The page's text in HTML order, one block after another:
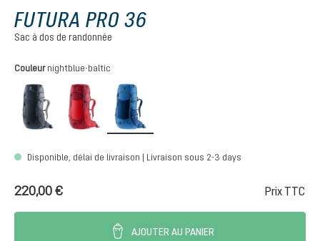
FUTURA PRO 36
Sac à dos de randonnée
Sélectionnez
Couleur nightblue-baltic
black cherry-masala
Disponible, délai de livraison | Livraison sous 2-3 days
220,00 € Prix TTC
AJOUTER AU PANIER